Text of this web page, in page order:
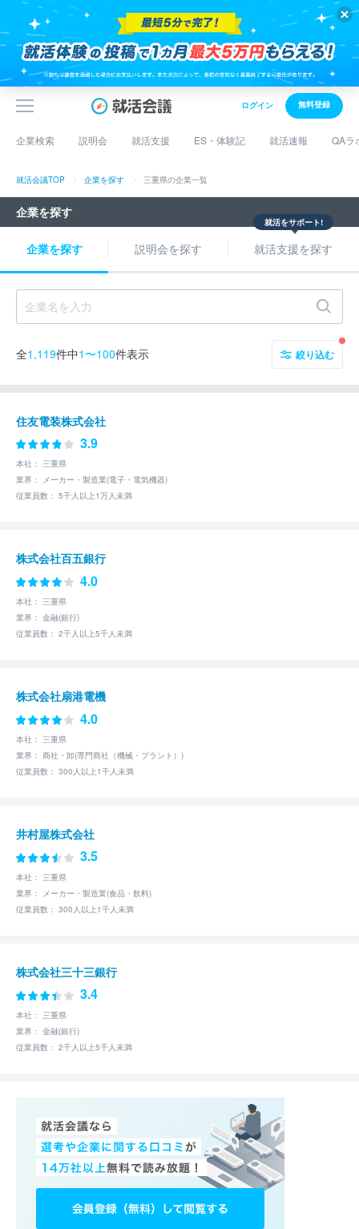
ログイン 無料登録
企業検索 説明会 就活支援 ES・体験記 就活速報 QAラ
就活会議TOP 企業を探す 三重県の企業一覧
企業を探す
企業を探す 説明会を探す 就活支援を探す
就活をサポート!
全1,119件中1〜100件表示 絞り込む
住友電装株式会社
3.9
本社： 三重県
業界： メーカー・製造業(電子・電気機器)
従業員数： 5千人以上1万人未満
株式会社百五銀行
4.0
本社： 三重県
業界： 金融(銀行)
従業員数： 2千人以上5千人未満
株式会社扇港電機
4.0
本社： 三重県
業界： 商社・卸(専門商社（機械・プラント）)
従業員数： 300人以上1千人未満
井村屋株式会社
3.5
本社： 三重県
業界： メーカー・製造業(食品・飲料)
従業員数： 300人以上1千人未満
株式会社三十三銀行
3.4
本社： 三重県
業界： 金融(銀行)
従業員数： 2千人以上5千人未満